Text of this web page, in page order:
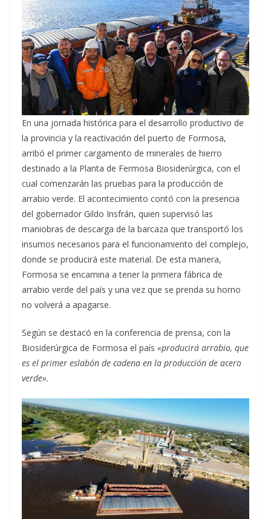
En una jornada histórica para el desarrollo productivo de
la provincia y la reactivación del puerto de Formosa,
arribó el primer cargamento de minerales de hierro
destinado a la Planta de Fermosa Biosiderúrgica, con el
cual comenzarán las pruebas para la producción de
arrabio verde. El acontecimiento contó con la presencia
del gobernador Gildo Insfrán, quien supervisó las
maniobras de descarga de la barcaza que transportó los
insumos necesarios para el funcionamiento del complejo,
donde se producirá este material. De esta manera,
Formosa se encamina a tener la primera fábrica de
arrabio verde del país y una vez que se prenda su horno
no volverá a apagarse.
Según se destacó en la conferencia de prensa, con la
Biosiderúrgica de Formosa el país «producirá arrabio, que
es el primer eslabón de cadena en la producción de acero
verde».